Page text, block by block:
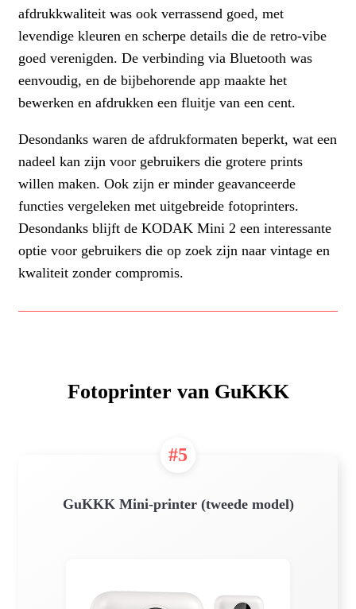
afdrukkwaliteit was ook verrassend goed, met
levendige kleuren en scherpe details die de retro-vibe
goed verenigden. De verbinding via Bluetooth was
eenvoudig, en de bijbehorende app maakte het
bewerken en afdrukken een fluitje van een cent.
Desondanks waren de afdrukformaten beperkt, wat een
nadeel kan zijn voor gebruikers die grotere prints
willen maken. Ook zijn er minder geavanceerde
functies vergeleken met uitgebreide fotoprinters.
Desondanks blijft de KODAK Mini 2 een interessante
optie voor gebruikers die op zoek zijn naar vintage en
kwaliteit zonder compromis.
Fotoprinter van GuKKK
#5
GuKKK Mini-printer (tweede model)